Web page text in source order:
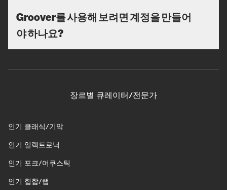
Groover를 사용해 보려면 계정을 만들어
야 하나요?
장르별 큐레이터/전문가
인기 클래식/기악
인기 일렉트로닉
인기 포크/어쿠스틱
인기 힙합/랩